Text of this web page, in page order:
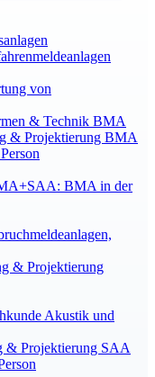
von
& Technik BMA
& Projektierung BMA
BMA in der
& Projektierung
Akustik und
& Projektierung SAA